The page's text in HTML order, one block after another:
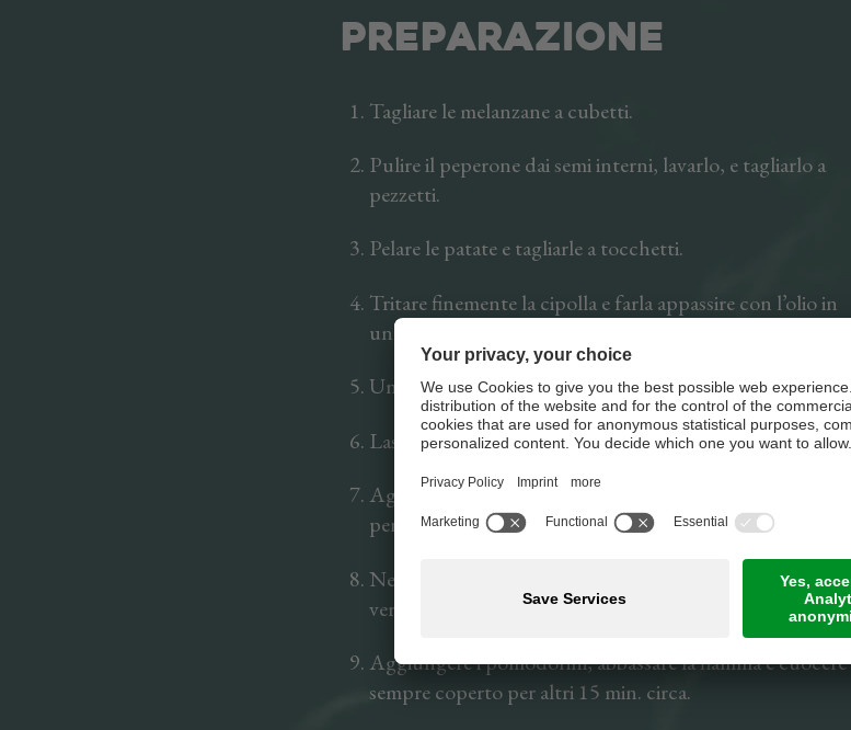
PREPARAZIONE
Tagliare le melanzane a cubetti.
Pulire il peperone dai semi interni, lavarlo, e tagliarlo a
pezzetti.
Pelare le patate e tagliarle a tocchetti.
Tritare finemente la cipolla e farla appassire con l’olio in
un tegame capiente.
Unire le patate e lo Speck Alto Adige IGP Stick.
Lasciare insaporire qualche minuto.
Aggiungere le melanzane e i peperoni, salare e cuocere
per 10 min. a fiamma dolce, con il coperchio.
Nel frattempo tagliare le zucchine a tocchetti, unirle alle
verdure,
Aggiungere i pomodorini, abbassare la fiamma e cuocere
sempre coperto per altri 15 min. circa.